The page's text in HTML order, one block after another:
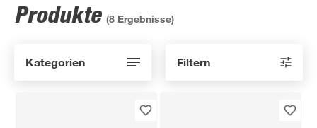
Produkte (8 Ergebnisse)
Kategorien Filtern